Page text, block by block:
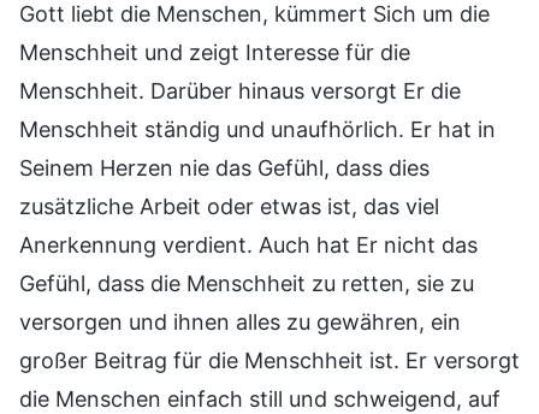
Gott liebt die Menschen, kümmert Sich um die
Menschheit und zeigt Interesse für die
Menschheit. Darüber hinaus versorgt Er die
Menschheit ständig und unaufhörlich. Er hat in
Seinem Herzen nie das Gefühl, dass dies
zusätzliche Arbeit oder etwas ist, das viel
Anerkennung verdient. Auch hat Er nicht das
Gefühl, dass die Menschheit zu retten, sie zu
versorgen und ihnen alles zu gewähren, ein
großer Beitrag für die Menschheit ist. Er versorgt
die Menschen einfach still und schweigend, auf